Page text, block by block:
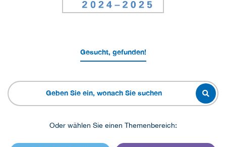
Gesucht, gefunden!
Oder wählen Sie einen Themenbereich: